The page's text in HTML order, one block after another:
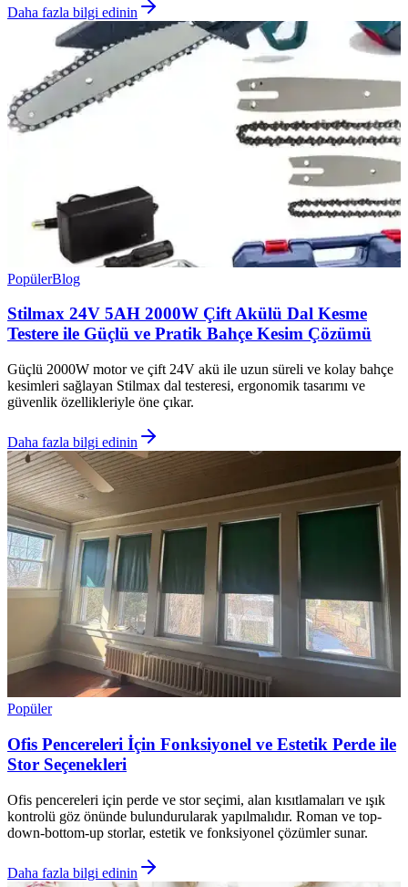
Daha fazla bilgi edinin
PopülerBlog
Stilmax 24V 5AH 2000W Çift Akülü Dal Kesme
Testere ile Güçlü ve Pratik Bahçe Kesim Çözümü
Güçlü 2000W motor ve çift 24V akü ile uzun süreli ve kolay bahçe
kesimleri sağlayan Stilmax dal testeresi, ergonomik tasarımı ve
güvenlik özellikleriyle öne çıkar.
Daha fazla bilgi edinin
Popüler
Ofis Pencereleri İçin Fonksiyonel ve Estetik Perde ile
Stor Seçenekleri
Ofis pencereleri için perde ve stor seçimi, alan kısıtlamaları ve ışık
kontrolü göz önünde bulundurularak yapılmalıdır. Roman ve top-
down-bottom-up storlar, estetik ve fonksiyonel çözümler sunar.
Daha fazla bilgi edinin